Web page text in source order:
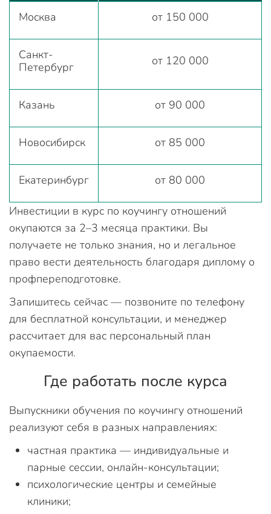
Москва от 150 000
Санкт-
Петербург
от 120 000
Казань от 90 000
Новосибирск от 85 000
Екатеринбург от 80 000
Инвестиции в курс по коучингу отношений
окупаются за 2–3 месяца практики. Вы
получаете не только знания, но и легальное
право вести деятельность благодаря диплому о
профпереподготовке.
Запишитесь сейчас — позвоните по телефону
для бесплатной консультации, и менеджер
рассчитает для вас персональный план
окупаемости.
Где работать после курса
Выпускники обучения по коучингу отношений
реализуют себя в разных направлениях:
частная практика — индивидуальные и
парные сессии, онлайн-консультации;
психологические центры и семейные
клиники;